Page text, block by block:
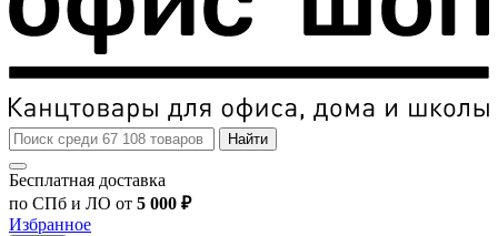
Найти
Бесплатная доставка
по СПб и ЛО от 5 000 ₽
Избранное